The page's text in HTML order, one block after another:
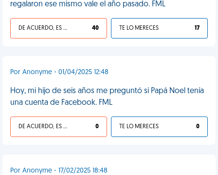
regalaron ese mismo vale el año pasado. FML
DE ACUERDO, ES UNA VIDA HP 40 TE LO MERECES 17
Por Anonyme - 01/04/2025 12:48
Hoy, mi hijo de seis años me preguntó si Papá Noel tenía
una cuenta de Facebook. FML
DE ACUERDO, ES UNA VIDA HP 0 TE LO MERECES 0
Por Anonyme - 17/02/2025 18:48